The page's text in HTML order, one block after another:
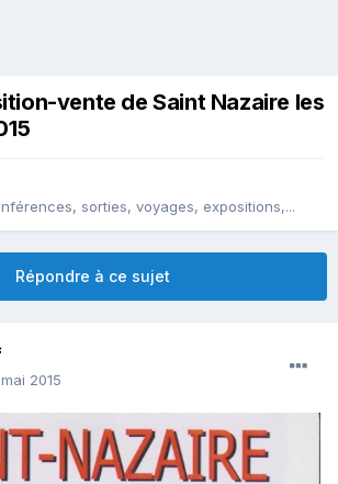
vente de Saint Nazaire les
sorties, voyages, expositions,...
Répondre à ce sujet
2015